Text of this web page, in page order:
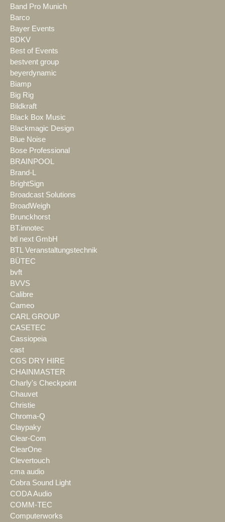
Band Pro Munich
Barco
Bayer Events
BDKV
Best of Events
bestvent group
beyerdynamic
Biamp
Big Rig
Bildkraft
Black Box Music
Blackmagic Design
Blue Noise
Bose Professional
BRAINPOOL
Brand-L
BrightSign
Broadcast Solutions
BroadWeigh
Brunckhorst
BT.innotec
btl next GmbH
BTL Veranstaltungstechnik
BÜTEC
bvft
BVVS
Calibre
Cameo
CARL GROUP
CASETEC
Cassiopeia
cast
CGS DRY HIRE
CHAINMASTER
Charly's Checkpoint
Chauvet
Christie
Chroma-Q
Claypaky
Clear-Com
ClearOne
Clevertouch
cma audio
Cobra Sound Light
CODA Audio
COMM-TEC
Computerworks